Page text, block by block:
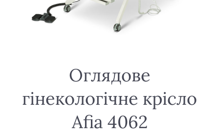
Оглядове
гінекологічне крісло
Afia 4062